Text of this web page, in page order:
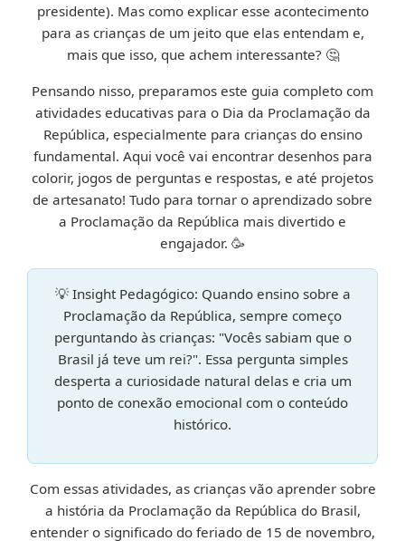
presidente). Mas como explicar esse acontecimento
para as crianças de um jeito que elas entendam e,
mais que isso, que achem interessante? 🤔
Pensando nisso, preparamos este guia completo com
atividades educativas para o Dia da Proclamação da
República, especialmente para crianças do ensino
fundamental. Aqui você vai encontrar desenhos para
colorir, jogos de perguntas e respostas, e até projetos
de artesanato! Tudo para tornar o aprendizado sobre
a Proclamação da República mais divertido e
engajador. 🥳
💡 Insight Pedagógico: Quando ensino sobre a
Proclamação da República, sempre começo
perguntando às crianças: "Vocês sabiam que o
Brasil já teve um rei?". Essa pergunta simples
desperta a curiosidade natural delas e cria um
ponto de conexão emocional com o conteúdo
histórico.
Com essas atividades, as crianças vão aprender sobre
a história da Proclamação da República do Brasil,
entender o significado do feriado de 15 de novembro,